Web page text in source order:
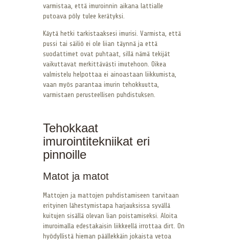
varmistaa, että imuroinnin aikana lattialle
putoava pöly tulee kerätyksi.
Käytä hetki tarkistaaksesi imurisi. Varmista, että
pussi tai säiliö ei ole liian täynnä ja että
suodattimet ovat puhtaat, sillä nämä tekijät
vaikuttavat merkittävästi imutehoon. Oikea
valmistelu helpottaa ei ainoastaan liikkumista,
vaan myös parantaa imurin tehokkuutta,
varmistaen perusteellisen puhdistuksen.
Tehokkaat
imurointitekniikat eri
pinnoille
Matot ja matot
Mattojen ja mattojen puhdistamiseen tarvitaan
erityinen lähestymistapa harjauksissa syvällä
kuitujen sisällä olevan lian poistamiseksi. Aloita
imuroimalla edestakaisin liikkeellä irrottaa dirt. On
hyödyllistä hieman päällekkäin jokaista vetoa